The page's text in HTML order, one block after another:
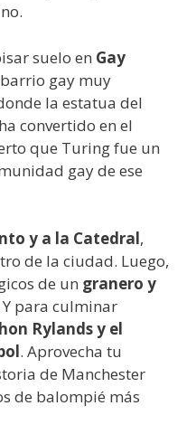
suelo en Gay
gay muy
la estatua del
convertido en el
que Turing fue un
gay de ese
y a la Catedral,
de la ciudad. Luego,
de un granero y
Y para culminar
Rylands y el
. Aprovecha tu
de Manchester
de balompié más